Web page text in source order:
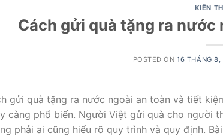
KIẾN
Cách gửi quà tặng ra
POSTED ON16 THÁNG
gửi quà tặng ra nước ngoài an toàn và tiết
càng phổ biến. Người Việt gửi quà cho người
phải ai cũng hiểu rõ quy trình và quy định.